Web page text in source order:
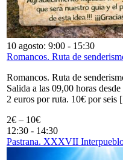
10 agosto: 9:00 - 15:30
Romancos. Ruta de
Romancos. Ruta de
Salida a las 09,00 horas
2 euros por ruta. 10€ por
2€ – 10€
12:30 - 14:30
Pastrana. XXXVII